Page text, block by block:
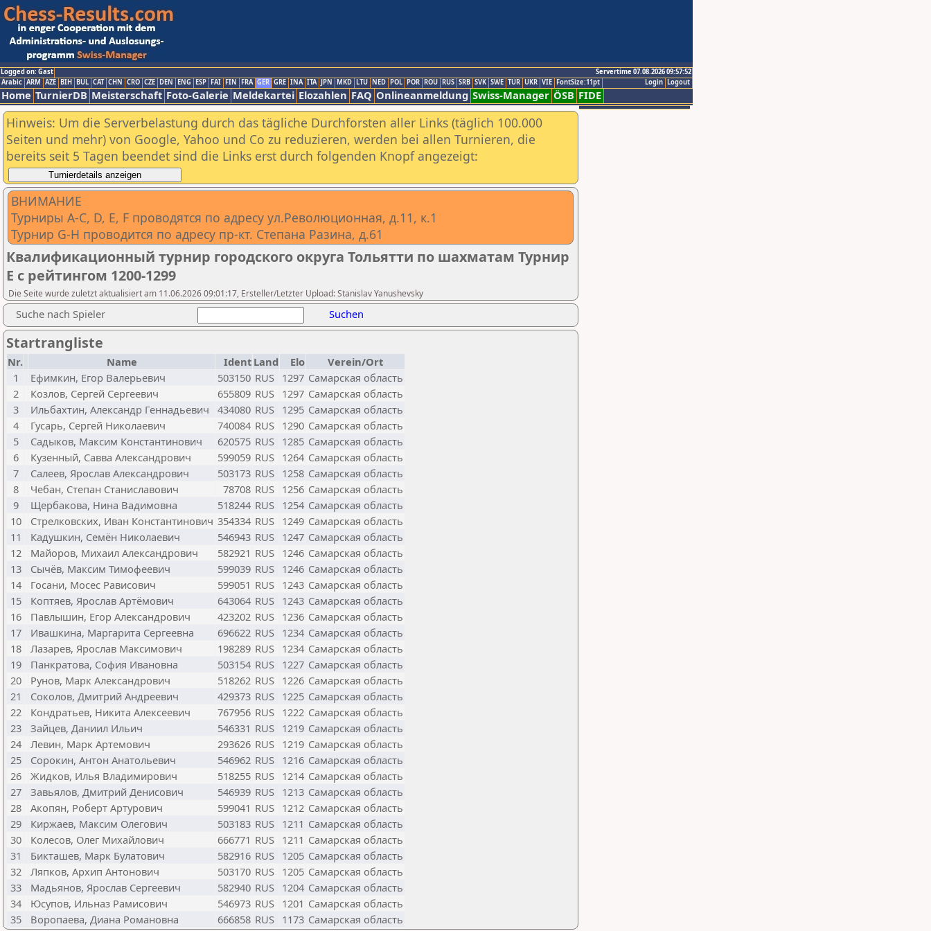
Logged on: Gast
Servertime 07.08.2026 09:57:52
Logout
Login
Arabic ARM AZE BIH BUL CAT CHN CRO CZE DEN ENG ESP FAI FIN FRA GER GRE INA ITA JPN MKD LTU NED POL POR ROU RUS SRB SVK SWE TUR UKR VIE FontSize:11pt
Home TurnierDB Meisterschaft Foto-Galerie Meldekartei Elozahlen FAQ Onlineanmeldung Swiss-Manager ÖSB FIDE
Hinweis: Um die Serverbelastung durch das tägliche Durchforsten aller Links (täglich 100.000
Seiten und mehr) von Google, Yahoo und Co zu reduzieren, werden bei allen Turnieren, die
bereits seit 5 Tagen beendet sind die Links erst durch folgenden Knopf angezeigt:
ВНИМАНИЕ
Турниры А-С, D, E, F проводятся по адресу ул.Революционная, д.11, к.1
Турнир G-H проводится по адресу пр-кт. Степана Разина, д.61
Квалификационный турнир городского округа Тольятти по шахматам Турнир
E с рейтингом 1200-1299
Die Seite wurde zuletzt aktualisiert am 11.06.2026 09:01:17, Ersteller/Letzter Upload: Stanislav Yanushevsky
Suche nach Spieler Suchen
Startrangliste
Nr. Name Ident Land Elo
Verein/Ort
1
Ефимкин, Егор Валерьевич 503150 RUS 1297 Самарская область
2
Козлов, Сергей Сергеевич 655809 RUS 1297 Самарская область
3
Ильбахтин, Александр Геннадьевич 434080 RUS 1295 Самарская область
4
Гусарь, Сергей Николаевич 740084 RUS 1290 Самарская область
5
Садыков, Максим Константинович 620575 RUS 1285 Самарская область
6
Кузенный, Савва Александрович 599059 RUS 1264 Самарская область
7
Салеев, Ярослав Александрович 503173 RUS 1258 Самарская область
8
Чебан, Степан Станиславович 78708 RUS 1256 Самарская область
9
Щербакова, Нина Вадимовна 518244 RUS 1254 Самарская область
10
Стрелковских, Иван Константинович 354334 RUS 1249 Самарская область
11
Кадушкин, Семён Николаевич 546943 RUS 1247 Самарская область
12
Майоров, Михаил Александрович 582921 RUS 1246 Самарская область
13
Сычёв, Максим Тимофеевич 599039 RUS 1246 Самарская область
14
Госани, Мосес Рависович 599051 RUS 1243 Самарская область
15
Коптяев, Ярослав Артёмович 643064 RUS 1243 Самарская область
16
Павлышин, Егор Александрович 423202 RUS 1236 Самарская область
17
Ивашкина, Маргарита Сергеевна 696622 RUS 1234 Самарская область
18
Лазарев, Ярослав Максимович 198289 RUS 1234 Самарская область
19
Панкратова, София Ивановна 503154 RUS 1227 Самарская область
20
Рунов, Марк Александрович 518262 RUS 1226 Самарская область
21
Соколов, Дмитрий Андреевич 429373 RUS 1225 Самарская область
22
Кондратьев, Никита Алексеевич 767956 RUS 1222 Самарская область
23
Зайцев, Даниил Ильич 546331 RUS 1219 Самарская область
24
Левин, Марк Артемович 293626 RUS 1219 Самарская область
25
Сорокин, Антон Анатольевич 546962 RUS 1216 Самарская область
26
Жидков, Илья Владимирович 518255 RUS 1214 Самарская область
27
Завьялов, Дмитрий Денисович 546939 RUS 1213 Самарская область
28
Акопян, Роберт Артурович 599041 RUS 1212 Самарская область
29
Киржаев, Максим Олегович 503183 RUS 1211 Самарская область
30
Колесов, Олег Михайлович 666771 RUS 1211 Самарская область
31
Бикташев, Марк Булатович 582916 RUS 1205 Самарская область
32
Ляпков, Архип Антонович 503170 RUS 1205 Самарская область
33
Мадьянов, Ярослав Сергеевич 582940 RUS 1204 Самарская область
34
Юсупов, Ильназ Рамисович 546973 RUS 1201 Самарская область
35
Воропаева, Диана Романовна 666858 RUS 1173 Самарская область